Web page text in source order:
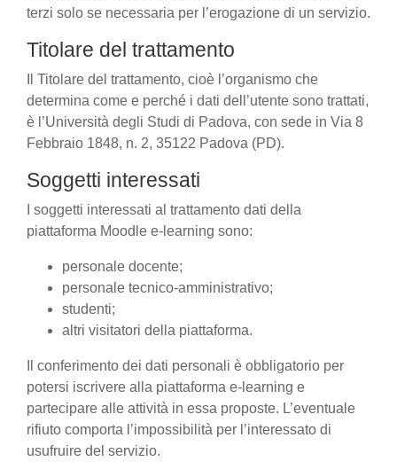
terzi solo se necessaria per l’erogazione di un servizio.
Titolare del trattamento
Il Titolare del trattamento, cioè l’organismo che
determina come e perché i dati dell’utente sono trattati,
è l’Università degli Studi di Padova, con sede in Via 8
Febbraio 1848, n. 2, 35122 Padova (PD).
Soggetti interessati
I soggetti interessati al trattamento dati della
piattaforma Moodle e-learning sono:
personale docente;
personale tecnico-amministrativo;
studenti;
altri visitatori della piattaforma.
Il conferimento dei dati personali è obbligatorio per
potersi iscrivere alla piattaforma e-learning e
partecipare alle attività in essa proposte. L’eventuale
rifiuto comporta l’impossibilità per l’interessato di
usufruire del servizio.